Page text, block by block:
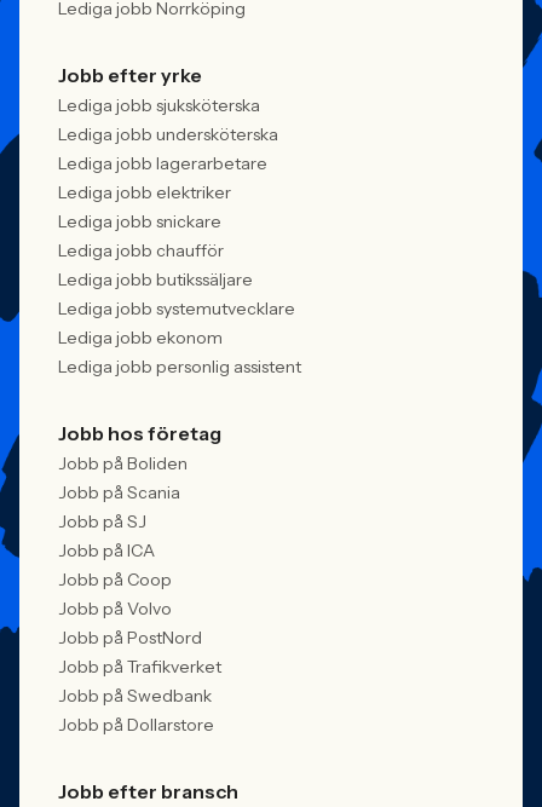
Lediga jobb Norrköping
Jobb efter yrke
Lediga jobb sjuksköterska
Lediga jobb undersköterska
Lediga jobb lagerarbetare
Lediga jobb elektriker
Lediga jobb snickare
Lediga jobb chaufför
Lediga jobb butikssäljare
Lediga jobb systemutvecklare
Lediga jobb ekonom
Lediga jobb personlig assistent
Jobb hos företag
Jobb på Boliden
Jobb på Scania
Jobb på SJ
Jobb på ICA
Jobb på Coop
Jobb på Volvo
Jobb på PostNord
Jobb på Trafikverket
Jobb på Swedbank
Jobb på Dollarstore
Jobb efter bransch